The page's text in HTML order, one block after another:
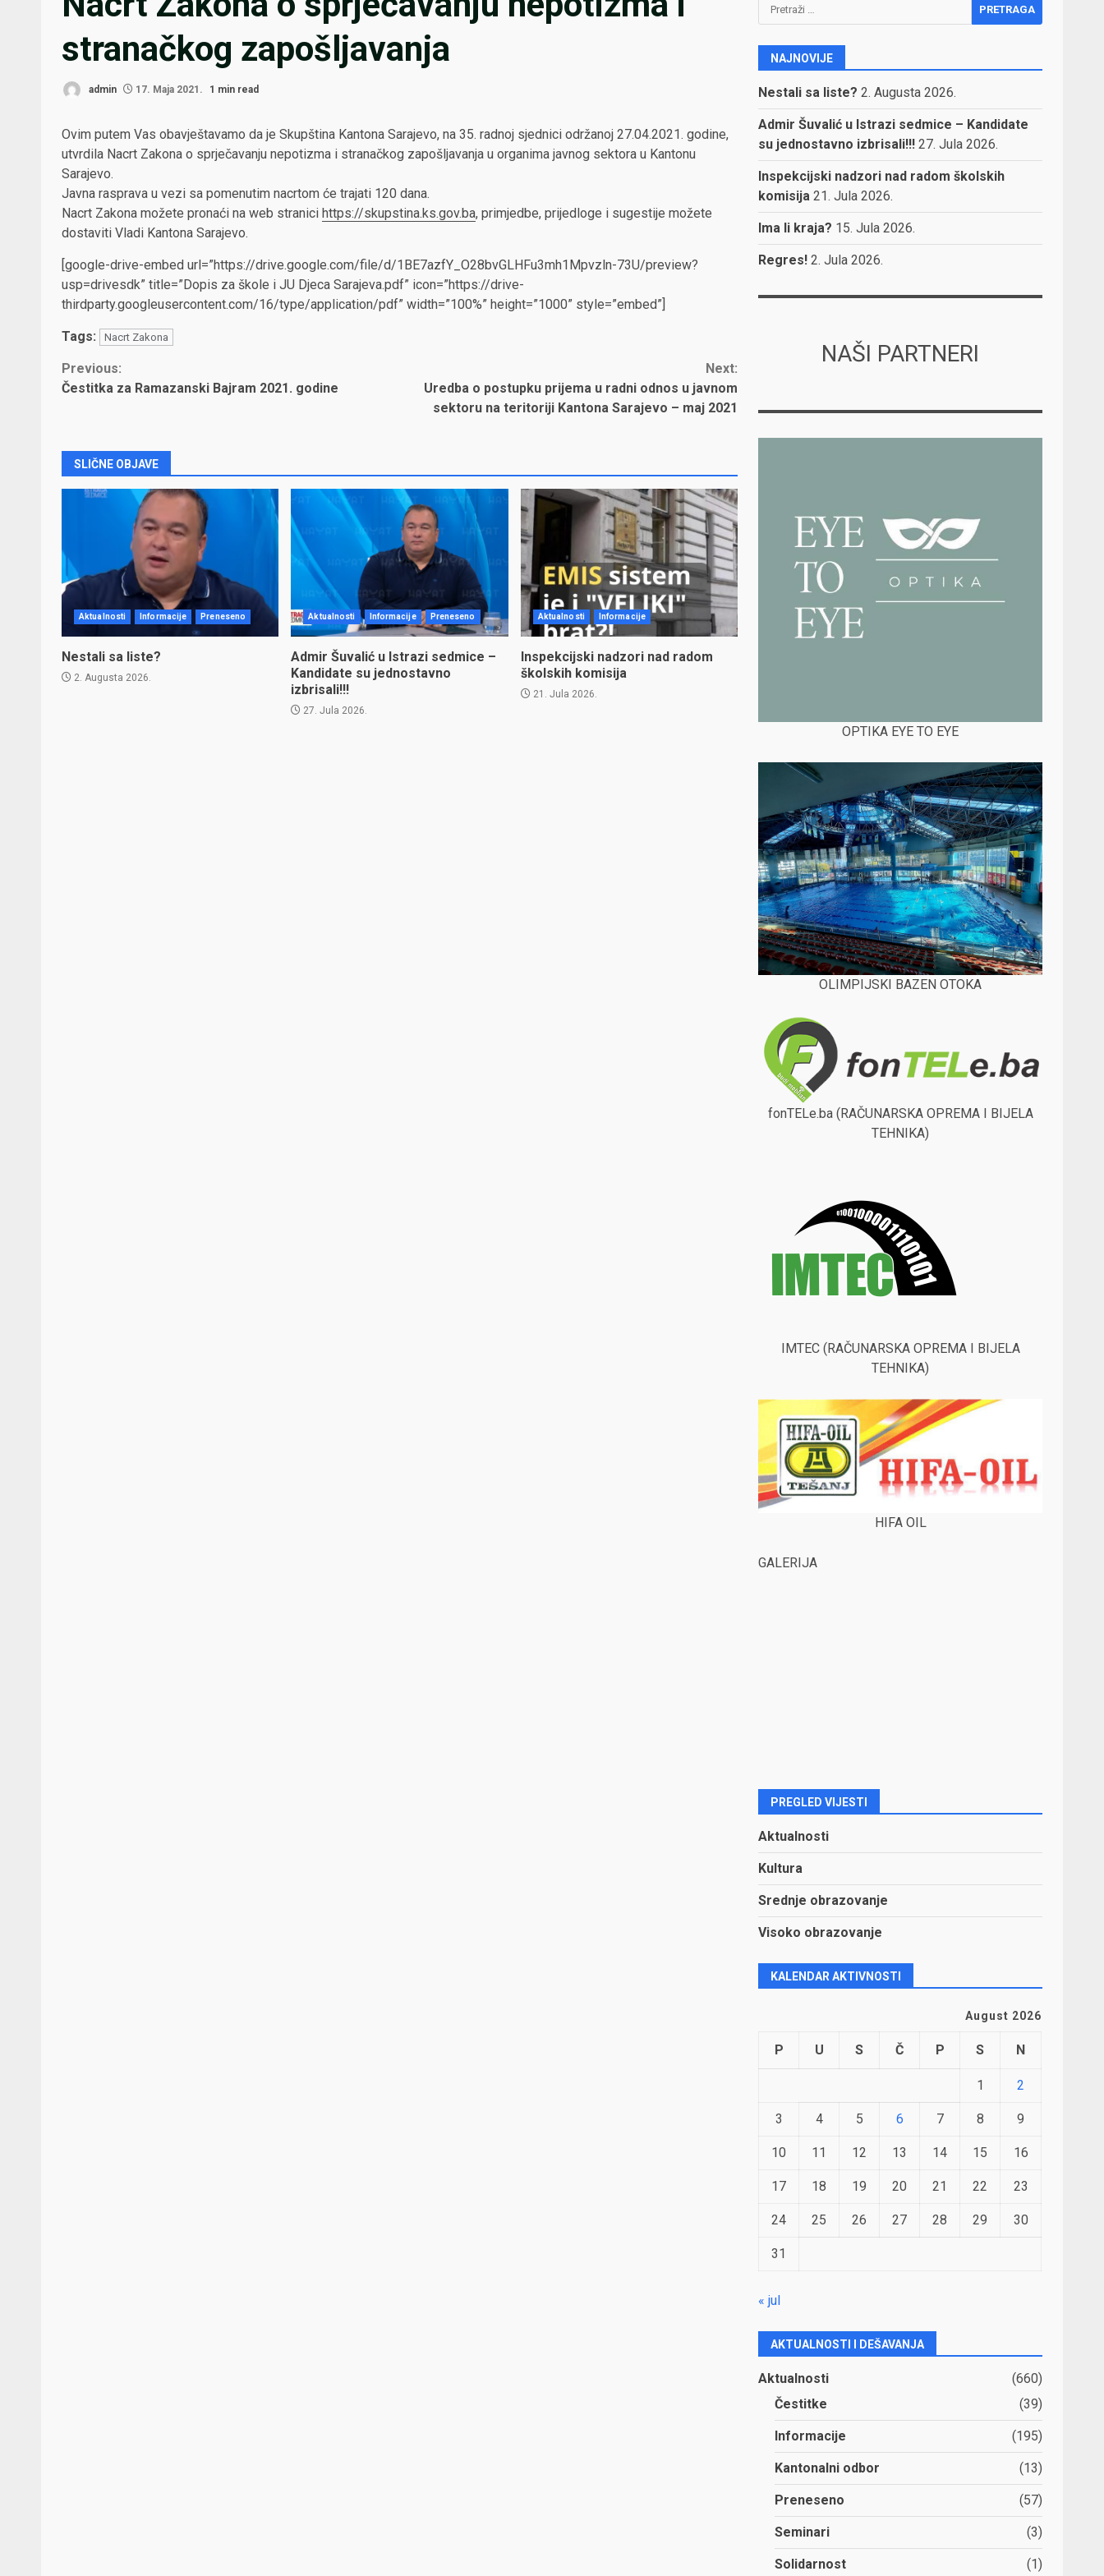
stranačkog zapošljavanja
admin 17. Maja 2021. 1 min read
Ovim putem Vas obavještavamo da je Skupština Kantona Sarajevo, na 35. radnoj sjednici održanoj 27.04.2021. godine,
utvrdila Nacrt Zakona o sprječavanju nepotizma i stranačkog zapošljavanja u organima javnog sektora u Kantonu
Sarajevo.
Javna rasprava u vezi sa pomenutim nacrtom će trajati 120 dana.
Nacrt Zakona možete pronaći na web stranici https://skupstina.ks.gov.ba, primjedbe, prijedloge i sugestije možete
dostaviti Vladi Kantona Sarajevo.
[google-drive-embed url=”https://drive.google.com/file/d/1BE7azfY_O28bvGLHFu3mh1Mpvzln-73U/preview?
usp=drivesdk” title=”Dopis za škole i JU Djeca Sarajeva.pdf” icon=”https://drive-
thirdparty.googleusercontent.com/16/type/application/pdf” width=”100%” height=”1000” style=”embed”]
Tags: Nacrt Zakona
Continue
Previous:
Čestitka za Ramazanski Bajram 2021. godine
Next:
Uredba o postupku prijema u radni odnos u javnom
sektoru na teritoriji Kantona Sarajevo – maj 2021
SLIČNE OBJAVE
Aktualnosti Informacije Preneseno
Nestali sa liste?
2. Augusta 2026.
Aktualnosti Informacije Preneseno
Admir Šuvalić u Istrazi sedmice –
Kandidate su jednostavno
izbrisali!!!
27. Jula 2026.
Aktualnosti Informacije
Inspekcijski nadzori nad radom
školskih komisija
21. Jula 2026.
NAJNOVIJE
Nestali sa liste? 2. Augusta 2026.
Admir Šuvalić u Istrazi sedmice – Kandidate
su jednostavno izbrisali!!! 27. Jula 2026.
Inspekcijski nadzori nad radom školskih
komisija 21. Jula 2026.
Ima li kraja? 15. Jula 2026.
Regres! 2. Jula 2026.
NAŠI PARTNERI
OPTIKA EYE TO EYE
OLIMPIJSKI BAZEN OTOKA
fonTELe.ba (RAČUNARSKA OPREMA I BIJELA
TEHNIKA)
IMTEC (RAČUNARSKA OPREMA I BIJELA
TEHNIKA)
HIFA OIL
GALERIJA
PREGLED VIJESTI
Aktualnosti
Kultura
Srednje obrazovanje
Visoko obrazovanje
KALENDAR AKTIVNOSTI
August 2026
P U S Č P S N
1 2
3 4 5 6 7 8 9
10 11 12 13 14 15 16
17 18 19 20 21 22 23
24 25 26 27 28 29 30
31
« jul
AKTUALNOSTI I DEŠAVANJA
Aktualnosti
(660)
Čestitke
(39)
Informacije (195)
Kantonalni odbor (13)
Preneseno (57)
Seminari (3)
Solidarnost (1)